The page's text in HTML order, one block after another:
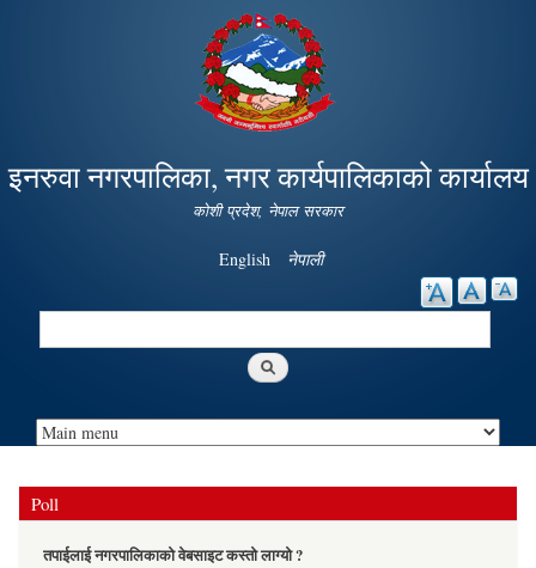
Skip to
main
content
इनरुवा नगरपालिका, नगर कार्यपालिकाको कार्यालय
कोशी प्रदेश, नेपाल सरकार
English नेपाली
Search
Poll
तपाईलाई नगरपालिकाको वेबसाइट कस्तो लाग्यो ?